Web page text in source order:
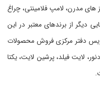
های مدرن، لامپ فلامینتی، چراغ
دیگر از برندهای معتبر در این
دفتر مرکزی فروش محصولات
لایت فیلد، پرشین لایت، یکتا